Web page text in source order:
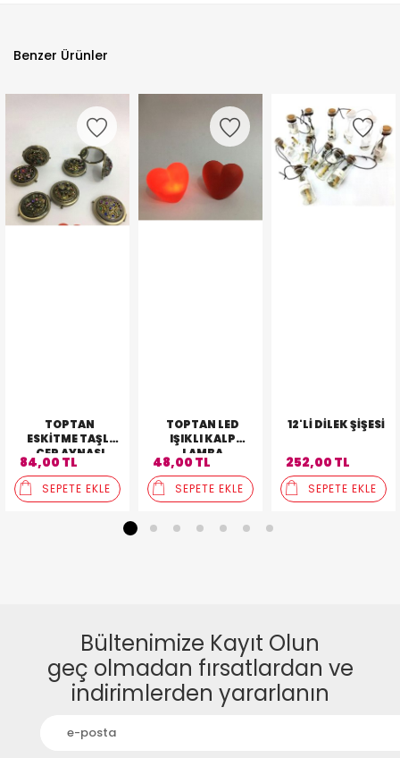
Benzer Ürünler
TOPTAN
ESKITME TAŞLI
CEP AYNASI
84,00 TL
SEPETE EKLE
TOPTAN LED
IŞIKLI KALP
LAMBA
48,00 TL
SEPETE EKLE
12'LI DILEK ŞIŞESI
252,00 TL
SEPETE EKLE
2 3 4 5 6 7
Bültenimize Kayıt Olun
geç olmadan fırsatlardan ve
indirimlerden yararlanın